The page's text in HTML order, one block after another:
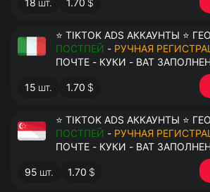
18 шт. 1.70 $
⭐ TIKTOK ADS АККАУНТЫ ⭐
ПОСТПЕЙ - РУЧНАЯ
ПОЧТЕ - КУКИ - ВАТ
15 шт. 1.70 $
⭐ TIKTOK ADS АККАУНТЫ ⭐
ПОСТПЕЙ - РУЧНАЯ
ПОЧТЕ - КУКИ - ВАТ
95 шт. 1.70 $